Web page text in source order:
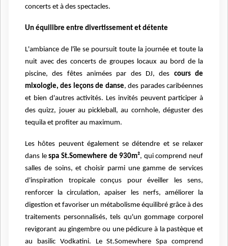
concerts et à des spectacles.
Un équilibre entre divertissement et détente
L'ambiance de l'île se poursuit toute la journée et toute la
nuit avec des concerts de groupes locaux au bord de la
piscine, des fêtes animées par des DJ, des cours de
mixologie, des leçons de danse, des parades caribéennes
et bien d'autres activités. Les invités peuvent participer à
des quizz, jouer au pickleball, au cornhole, déguster des
tequila et profiter au maximum.
Les hôtes peuvent également se détendre et se relaxer
dans lespa St.Somewhere de 930m², qui comprend neuf
salles de soins, et choisir parmi une gamme de services
d'inspiration tropicale conçus pour éveiller les sens,
renforcer la circulation, apaiser les nerfs, améliorer la
digestion et favoriser un métabolisme équilibré grâce à des
traitements personnalisés, tels qu'un gommage corporel
revigorant au gingembre ou une pédicure à la pastèque et
au basilic Vodkatini. Le St.Somewhere Spa comprend